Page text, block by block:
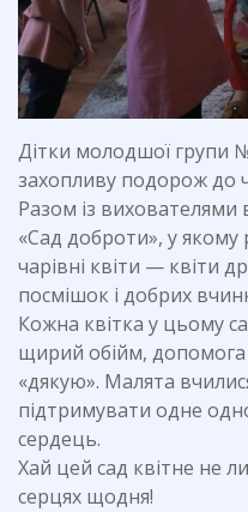
Дітки молодшої групи
захопливу подорож до
Разом із
«Сад доброти», у якому
чарівні квіти — квіти
посмішок і добрих
Кожна квітка у цьому
щирий обійм, допомога
«дякую». Малята
підтримувати одне
сердець.
Хай цей сад квітне не
серцях щодня!